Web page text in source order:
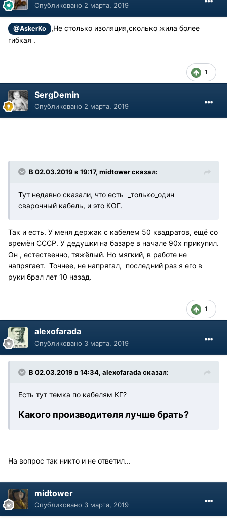
Опубликовано 2 марта, 2019
@AskerKo
,Не столько изоляция,сколько жила более
гибкая .
1
SergDemin
Опубликовано 2 марта, 2019
В 02.03.2019 в 19:17, midtower сказал:
Тут недавно сказали, что есть _только_один
сварочный кабель, и это КОГ.
Так и есть. У меня держак с кабелем 50 квадратов, ещё со
времён СССР. У дедушки на базаре в начале 90х прикупил.
Он , естественно, тяжёлый. Но мягкий, в работе не
напрягает. Точнее, не напрягал, последний раз я его в
руки брал лет 10 назад.
1
alexofarada
Опубликовано 3 марта, 2019
В 02.03.2019 в 14:34, alexofarada сказал:
Есть тут темка по кабелям КГ?
Какого производителя лучше брать?
На вопрос так никто и не ответил...
midtower
Опубликовано 3 марта, 2019